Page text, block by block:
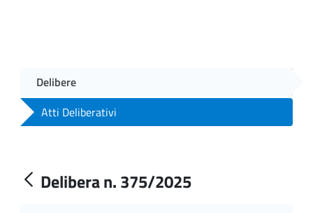
Delibere
Atti Deliberativi
Delibera n. 375/2025